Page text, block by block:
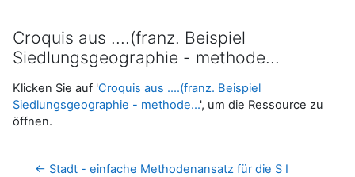
Croquis aus ....(franz. Beispiel
Siedlungsgeographie - methode...
Abschlussbedingungen
Klicken Sie auf 'Croquis aus ....(franz. Beispiel
Siedlungsgeographie - methode...', um die Ressource zu
öffnen.
← Stadt - einfache Methodenansatz für die S I